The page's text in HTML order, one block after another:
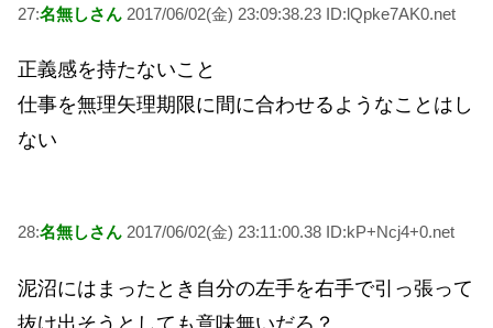
27:名無しさん 2017/06/02(金) 23:09:38.23 ID:lQpke7AK0.net
正義感を持たないこと
仕事を無理矢理期限に間に合わせるようなことはし
ない
28:名無しさん 2017/06/02(金) 23:11:00.38 ID:kP+Ncj4+0.net
泥沼にはまったとき自分の左手を右手で引っ張って
抜け出そうとしても意味無いだろ？